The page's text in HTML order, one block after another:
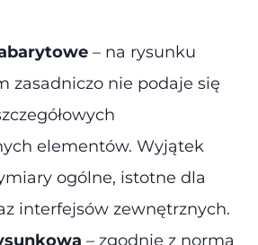
– na rysunku
zasadniczo nie podaje się
elementów. Wyjątek
ogólne, istotne dla
interfejsów zewnętrznych​.
– zgodnie z normą